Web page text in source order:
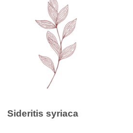
Sideritis syriaca